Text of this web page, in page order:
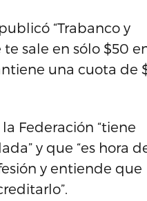
“Trabanco y
sale en sólo $50
una cuota de
Federación “tiene
y que “es hora
y entiende que